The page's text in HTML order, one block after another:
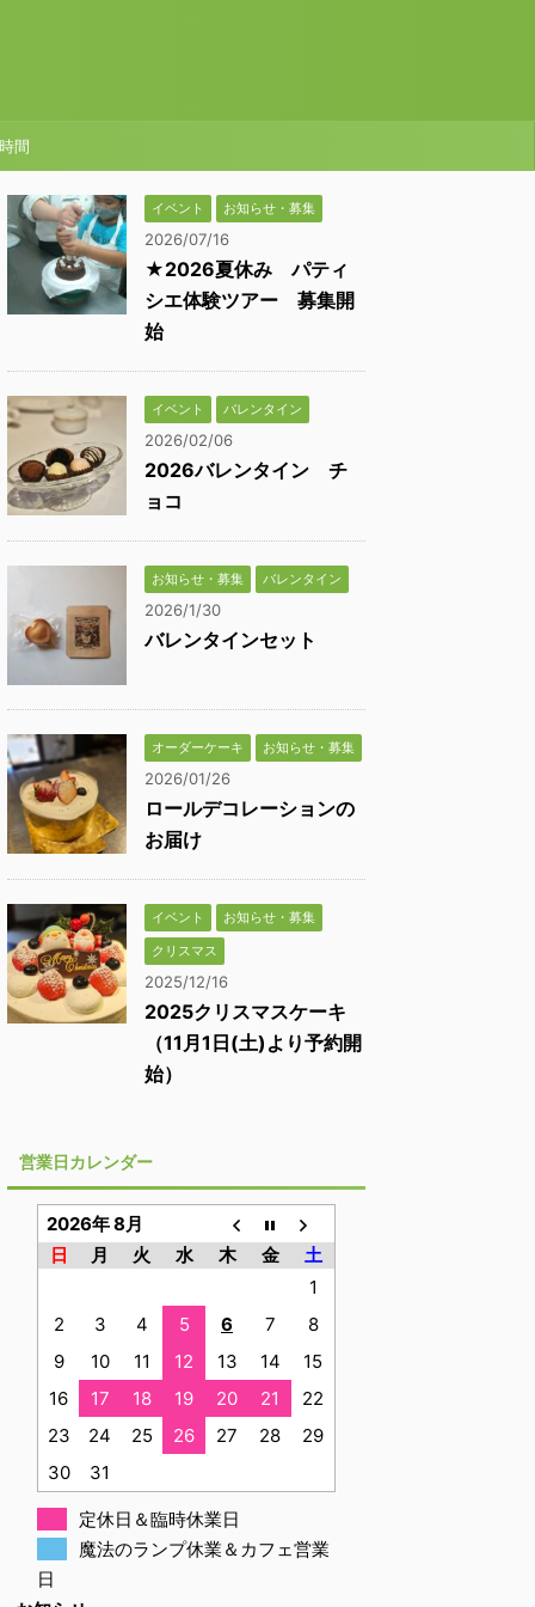
間
イベント お知らせ・募集
2026/07/16
★2026夏休み パティ
シエ体験ツアー 募集開
始
イベント バレンタイン
2026/02/06
2026バレンタイン チ
ョコ
お知らせ・募集 バレンタイン
2026/1/30
バレンタインセット
オーダーケーキ お知らせ・募集
2026/01/26
ロールデコレーションの
お届け
イベント
お知らせ・募集
クリスマス
2025/12/16
2025クリスマスケーキ
（11月1日(土)より予約開
始）
営業日カレンダー
2026年 8月
日
月 火 水 木 金
土
1
2
3 4 5 6 7
8
9
10 11 12 13 14
15
16
17 18 19 20 21
22
23
24 25 26 27 28
29
30
31
定休日＆臨時休業日
魔法のランプ休業＆カフェ営業
日